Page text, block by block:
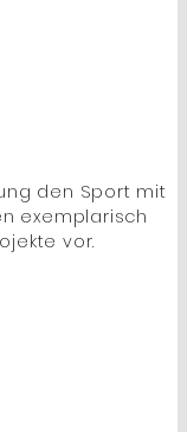
den Sport mit
exemplarisch
vor.